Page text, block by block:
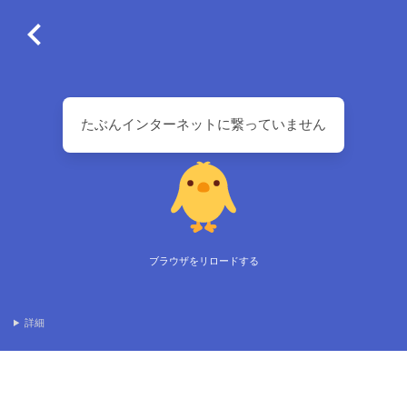
たぶんインターネットに繋っていません
ブラウザをリロードする
詳細